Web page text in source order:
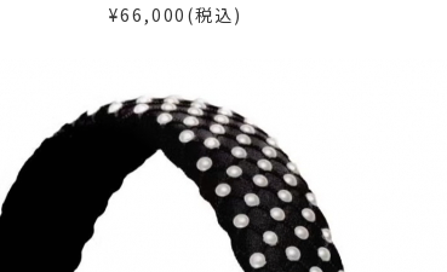
¥66,000(税込)